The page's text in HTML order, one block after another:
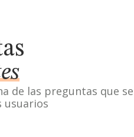
de las preguntas que se
usuarios